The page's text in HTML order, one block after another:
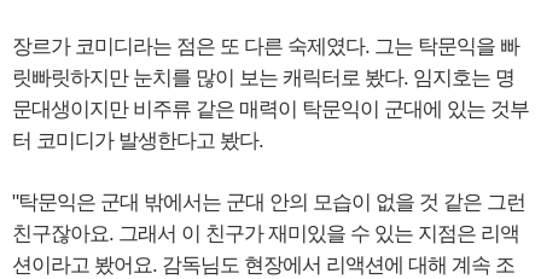
장르가 코미디라는 점은 또 다른 숙제였다. 그는 탁문익을 빠
릿빠릿하지만 눈치를 많이 보는 캐릭터로 봤다. 임지호는 명
문대생이지만 비주류 같은 매력이 탁문익이 군대에 있는 것부
터 코미디가 발생한다고 봤다.
"탁문익은 군대 밖에서는 군대 안의 모습이 없을 것 같은 그런
친구잖아요. 그래서 이 친구가 재미있을 수 있는 지점은 리액
션이라고 봤어요. 감독님도 현장에서 리액션에 대해 계속 조